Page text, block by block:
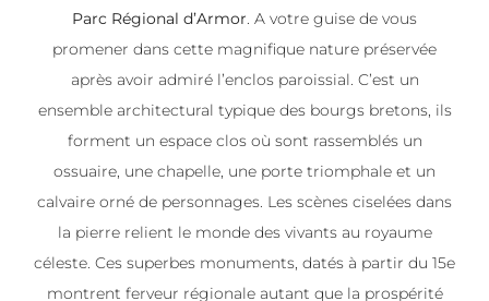
Parc Régional d’Armor. A votre guise de vous
promener dans cette magnifique nature préservée
après avoir admiré l’enclos paroissial. C’est un
ensemble architectural typique des bourgs bretons, ils
forment un espace clos où sont rassemblés un
ossuaire, une chapelle, une porte triomphale et un
calvaire orné de personnages. Les scènes ciselées dans
la pierre relient le monde des vivants au royaume
céleste. Ces superbes monuments, datés à partir du 15e
montrent ferveur régionale autant que la prospérité